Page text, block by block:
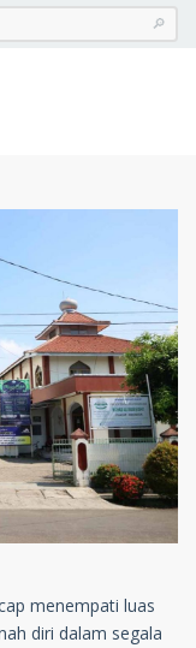
menempati luas
diri dalam segala